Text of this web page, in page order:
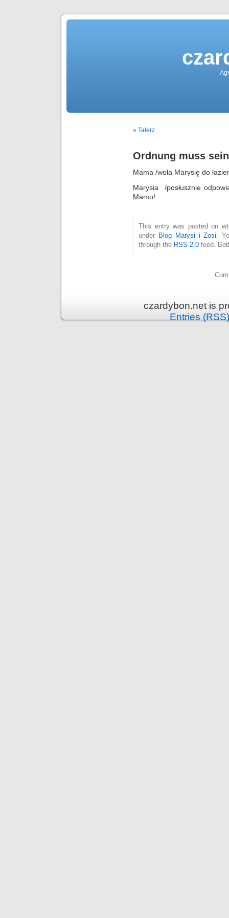
« Talerz
Ordnung muss sein
Mama /woła Marysię do
Marysia /posłusznie
Mamo!
This entry was posted on
under Blog Marysi i Zosi.
through the RSS 2.0 feed.
czardybon.net is
Entries (RSS)